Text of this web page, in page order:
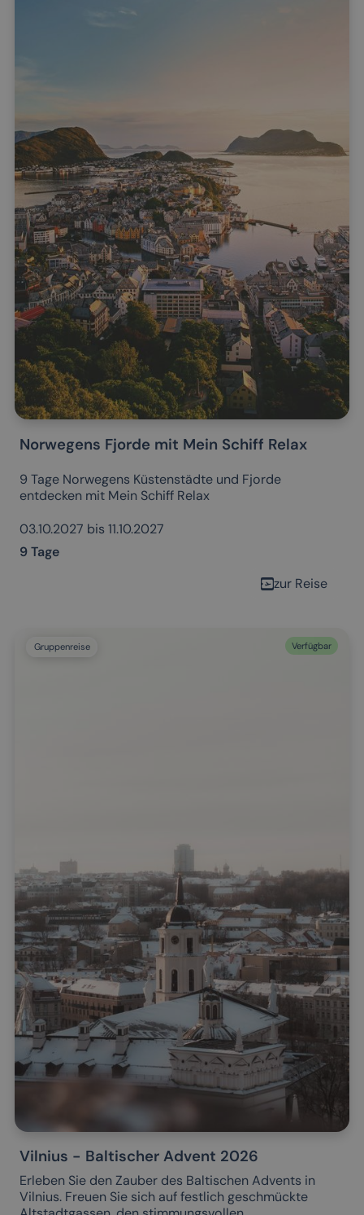
Norwegens Fjorde mit Mein Schiff Relax
9 Tage Norwegens Küstenstädte und Fjorde
entdecken mit Mein Schiff Relax
03.10.2027 bis 11.10.2027
9 Tage
zur Reise
Gruppenreise Verfügbar
Vilnius - Baltischer Advent 2026
Erleben Sie den Zauber des Baltischen Advents in
Vilnius. Freuen Sie sich auf festlich geschmückte